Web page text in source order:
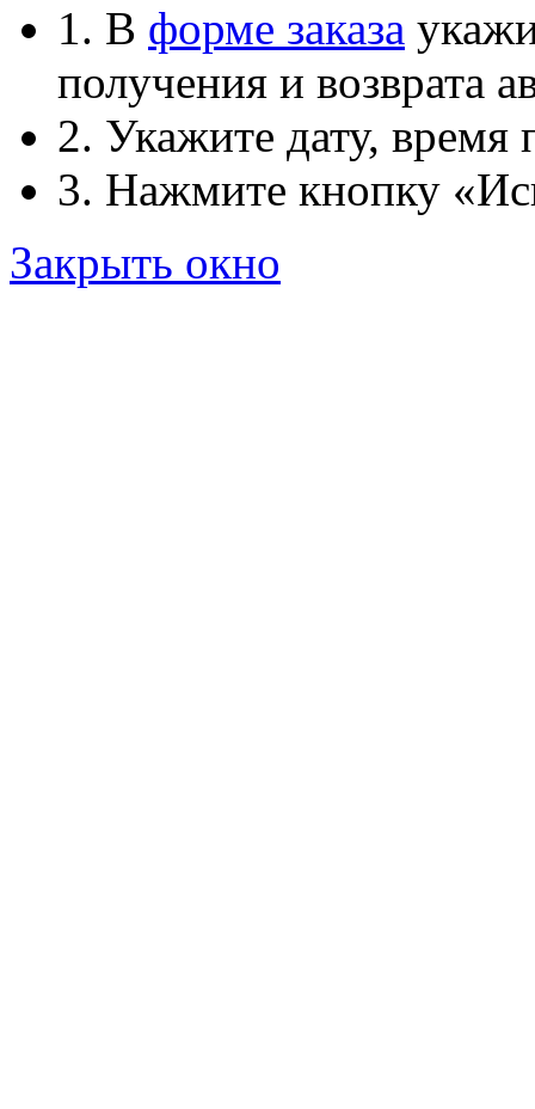
1. В форме заказа
получения и возврата
2. Укажите дату, время
3. Нажмите кнопку
Закрыть окно